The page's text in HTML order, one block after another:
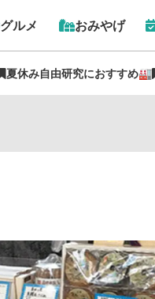
グルメ おみやげ
夏休み自由研究におすすめ🏭